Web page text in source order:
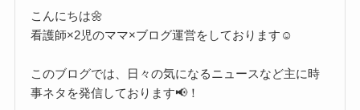
こんにちは🌼
看護師×2児のママ×ブログ運営をしております☺︎
このブログでは、日々の気になるニュースなど主に時
事ネタを発信しております📢！